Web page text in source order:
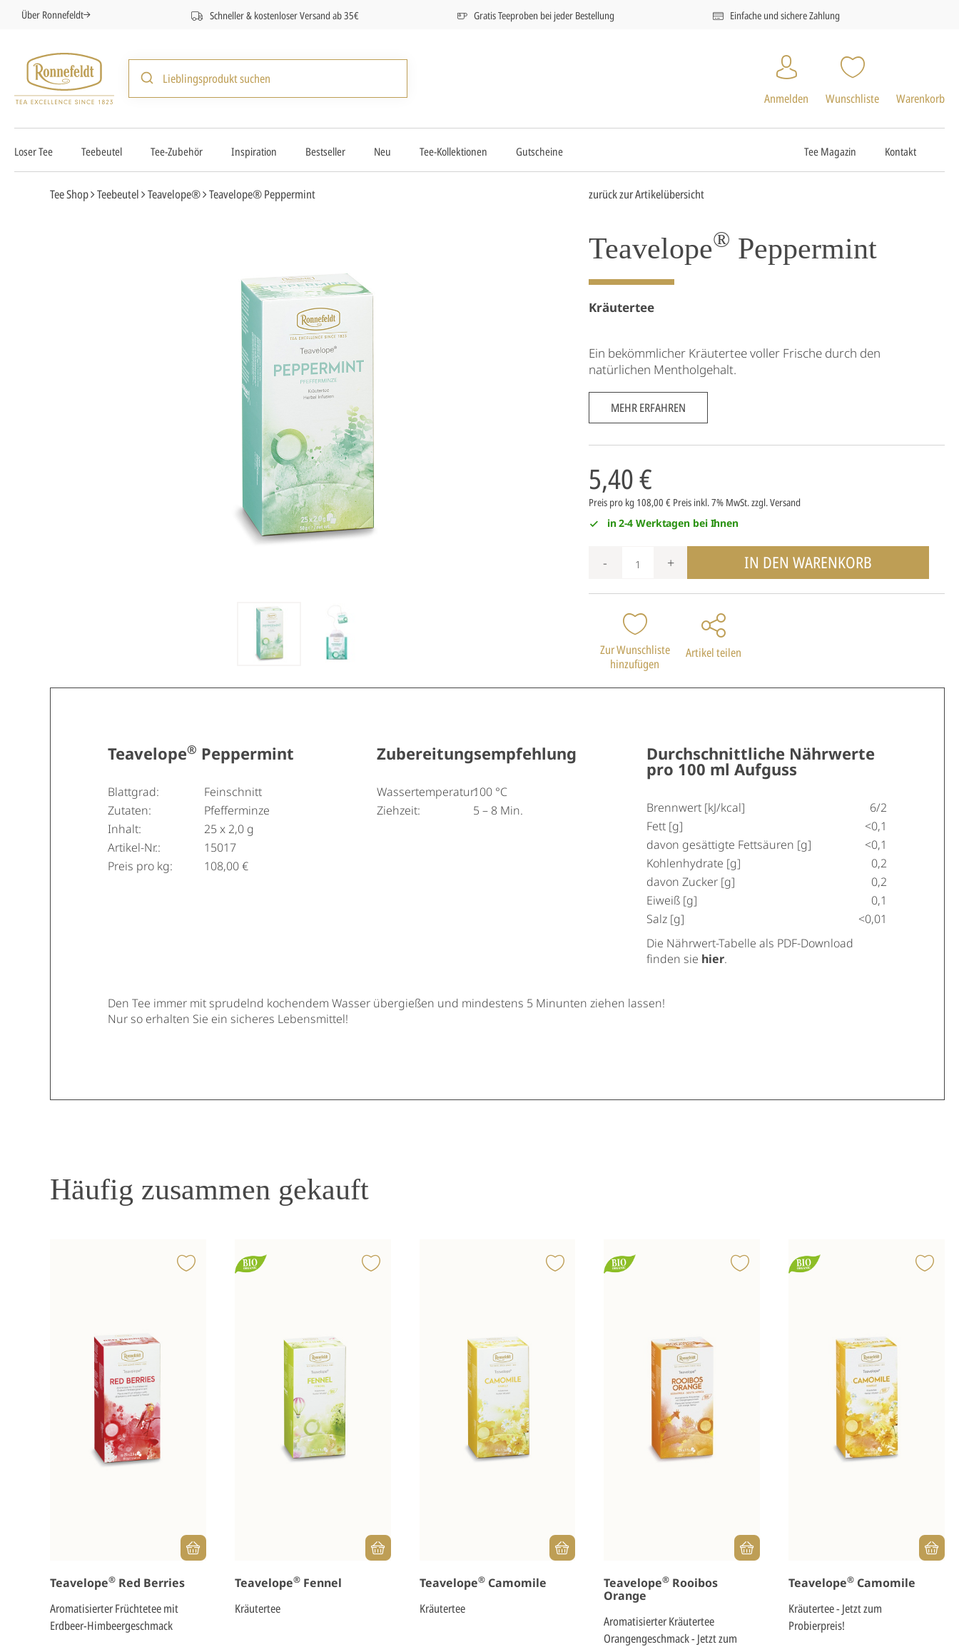
Über Ronnefeldt Schneller & kostenloser Versand ab 35€ Gratis Teeproben bei jeder Bestellung Einfache und sichere Zahlung
Anmelden Wunschliste Warenkorb
Loser Tee Teebeutel Tee-Zubehör Inspiration Bestseller Neu Tee-Kollektionen Gutscheine Tee Magazin Kontakt
Tee Shop Teebeutel Teavelope® Teavelope® Peppermint zurück zur Artikelübersicht
Teavelope® Peppermint
Kräutertee
Ein bekömmlicher Kräutertee voller Frische durch den
natürlichen Mentholgehalt.
MEHR ERFAHREN
5,40 €
Preis pro kg 108,00 € Preis inkl. 7% MwSt.zzgl. Versand
in 2-4 Werktagen bei Ihnen
+
- IN DEN WARENKORB
Zur Wunschliste
hinzufügen
Artikel teilen
Teavelope® Peppermint
Blattgrad:
Feinschnitt
Zutaten:
Pfefferminze
Inhalt:
25 x 2,0 g
Artikel-Nr.:
15017
Preis pro kg:
108,00 €
Zubereitungsempfehlung
Wassertemperatur:100 °C
Ziehzeit:
5 – 8 Min.
Durchschnittliche Nährwerte
pro 100 ml Aufguss
Brennwert [kJ/kcal]
6/2
Fett [g]
<0,1
davon gesättigte Fettsäuren [g]
<0,1
Kohlenhydrate [g]
0,2
davon Zucker [g]
0,2
Eiweiß [g]
0,1
Salz [g]
<0,01
Die Nährwert-Tabelle als PDF-Download
finden sie hier.
Den Tee immer mit sprudelnd kochendem Wasser übergießen und mindestens 5 Minunten ziehen lassen!
Nur so erhalten Sie ein sicheres Lebensmittel!
Häufig zusammen gekauft
Teavelope® Red Berries
Aromatisierter Früchtetee mit
Erdbeer-Himbeergeschmack
Teavelope®Fennel
Kräutertee
Teavelope®Camomile
Kräutertee
Teavelope® Rooibos
Orange
Aromatisierter Kräutertee
Orangengeschmack - Jetzt zum
Teavelope® Camomile
Kräutertee - Jetzt zum
Probierpreis!